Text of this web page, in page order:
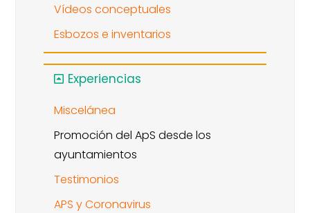
Vídeos conceptuales
Esbozos e inventarios
Experiencias
Miscelánea
Promoción del ApS desde los
ayuntamientos
Testimonios
APS y Coronavirus